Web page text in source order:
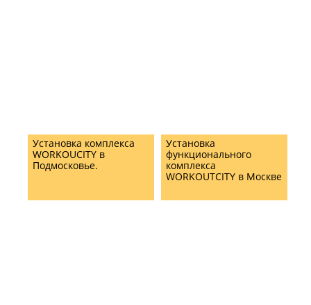
Установка комплекса
WORKOUCITY в
Подмосковье.
Установка
функционального
комплекса
WORKOUTCITY в Москве